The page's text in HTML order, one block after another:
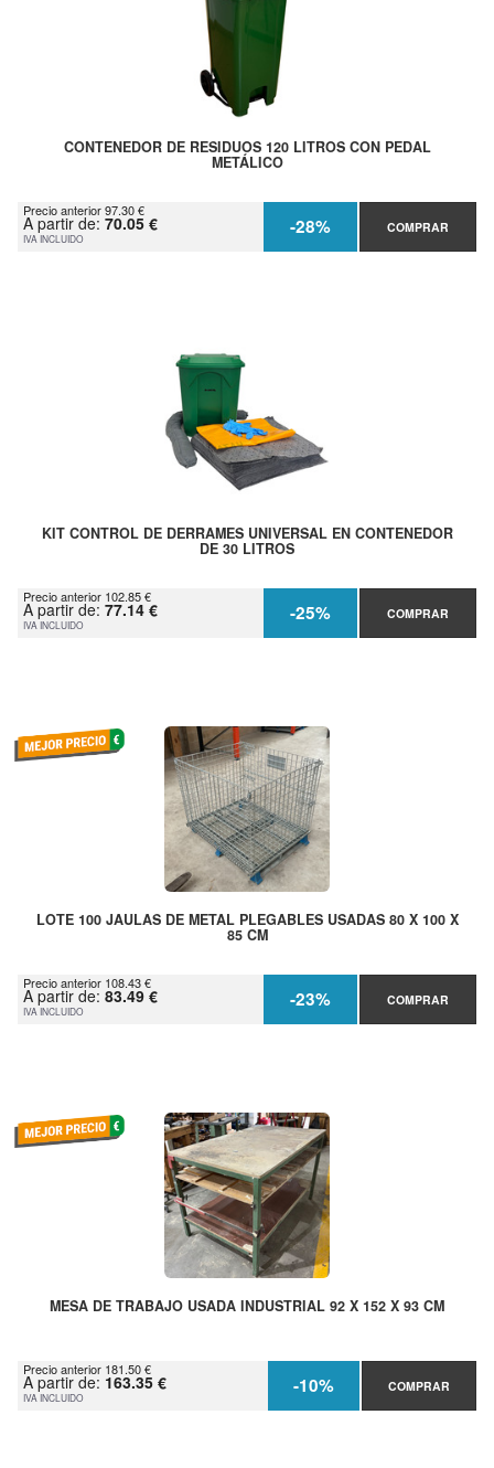
CONTENEDOR DE RESIDUOS 120 LITROS CON PEDAL
METÁLICO
Precio anterior 97.30 €
A partir de: 70.05 €
IVA INCLUIDO -28% COMPRAR
KIT CONTROL DE DERRAMES UNIVERSAL EN CONTENEDOR
DE 30 LITROS
Precio anterior 102.85 €
A partir de: 77.14 €
IVA INCLUIDO -25% COMPRAR
LOTE 100 JAULAS DE METAL PLEGABLES USADAS 80 X 100 X
85 CM
Precio anterior 108.43 €
A partir de: 83.49 €
IVA INCLUIDO -23% COMPRAR
MESA DE TRABAJO USADA INDUSTRIAL 92 X 152 X 93 CM
Precio anterior 181.50 €
A partir de: 163.35 €
IVA INCLUIDO -10% COMPRAR